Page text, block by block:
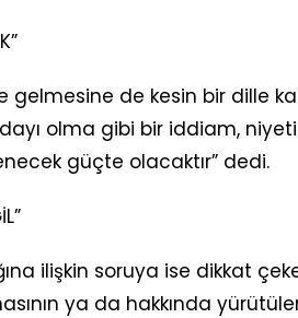
gelmesine de kesin bir dille
olma gibi bir iddiam,
güçte olacaktır” dedi.
ilişkin soruya ise dikkat
ya da hakkında